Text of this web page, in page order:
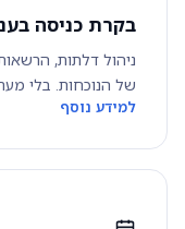
בקרת כניסה
ניהול דלתות,
של הנוכחות. בלי
למידע נוסף